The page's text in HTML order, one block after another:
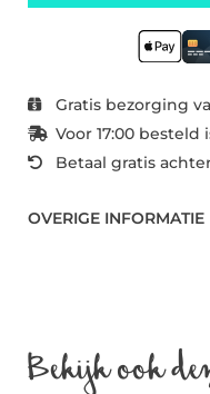
Gratis bezorging
Voor 17:00
Betaal gratis
OVERIGE INFORMATIE
Bekijk ook